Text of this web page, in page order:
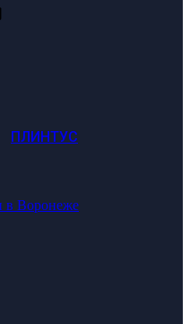
ПЛИНТУС
в Воронеже